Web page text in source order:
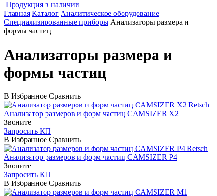
Продукция в наличии
Главная Каталог Аналитическое оборудование
Специализированные приборы Анализаторы размера и
формы частиц
Анализаторы размера и
формы частиц
В Избранное Сравнить
Retsch
Анализатор размеров и форм частиц CAMSIZER X2
Звоните
Запросить КП
В Избранное Сравнить
Retsch
Анализатор размеров и форм частиц CAMSIZER P4
Звоните
Запросить КП
В Избранное Сравнить